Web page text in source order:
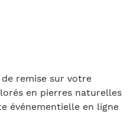
de remise sur votre
en pierres naturelles
événementielle en ligne